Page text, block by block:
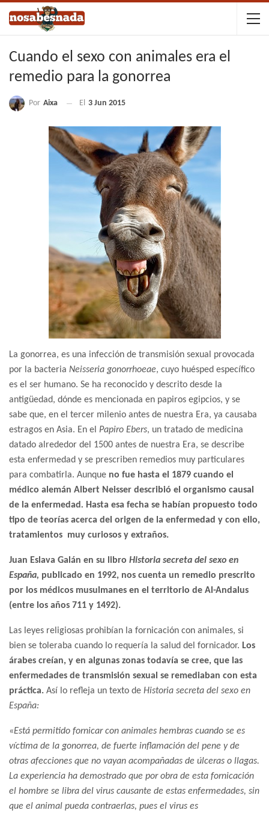
Cuando el sexo con animales era el
remedio para la gonorrea
Por Aixa El 3 Jun 2015
La gonorrea, es una infección de transmisión sexual provocada
por la bacteria Neisseria gonorrhoeae, cuyo huésped específico
es el ser humano. Se ha reconocido y descrito desde la
antigüedad, dónde es mencionada en papiros egipcios, y se
sabe que, en el tercer milenio antes de nuestra Era, ya causaba
estragos en Asia. En el Papiro Ebers, un tratado de medicina
datado alrededor del 1500 antes de nuestra Era, se describe
esta enfermedad y se prescriben remedios muy particulares
para combatirla. Aunque no fue hasta el 1879 cuando el
médico alemán Albert Neisser describió el organismo causal
de la enfermedad. Hasta esa fecha se habían propuesto todo
tipo de teorías acerca del origen de la enfermedad y con ello,
tratamientos muy curiosos y extraños.
Juan Eslava Galán en su libro Historia secreta del sexo en
España, publicado en 1992, nos cuenta un remedio prescrito
por los médicos musulmanes en el territorio de Al-Andalus
(entre los años 711 y 1492).
Las leyes religiosas prohibían la fornicación con animales, si
bien se toleraba cuando lo requería la salud del fornicador. Los
árabes creían, y en algunas zonas todavía se cree, que las
enfermedades de transmisión sexual se remediaban con esta
práctica. Así lo refleja un texto de Historia secreta del sexo en
España:
«Está permitido fornicar con animales hembras cuando se es
víctima de la gonorrea, de fuerte inflamación del pene y de
otras afecciones que no vayan acompañadas de úlceras o llagas.
La experiencia ha demostrado que por obra de esta fornicación
el hombre se libra del virus causante de estas enfermedades, sin
que el animal pueda contraerlas, pues el virus es